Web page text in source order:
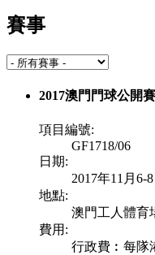
賽事
2017澳門門球公開賽
項目編號:
GF1718/06
日期:
2017年11月6-8
地點:
澳門工人體育
費用:
行政費︰每隊